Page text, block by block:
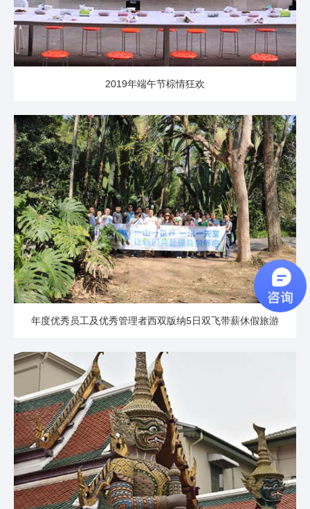
2019年端午节棕情狂欢
年度优秀员工及优秀管理者西双版纳5日双飞带薪休假旅游